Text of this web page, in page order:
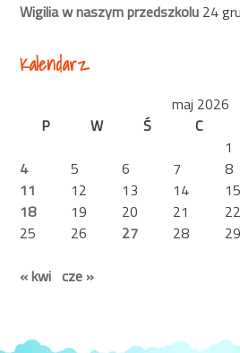
Wigilia w naszym przedszkolu 24
Kalendarz
maj 2026
P
W Ś C
1
4
5 6 7 8
11
12 13 14 15
18
19 20 21 22
25
26 27 28 29
« kwi cze »